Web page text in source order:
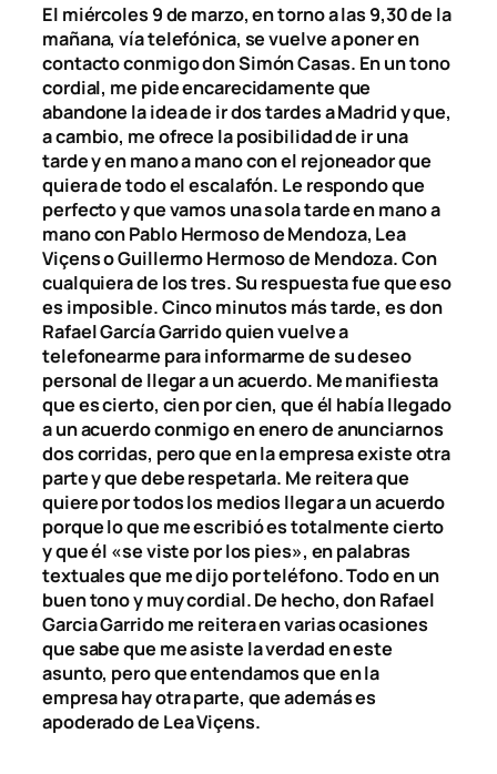
El miércoles 9 de marzo, en torno a las 9,30 de la
mañana, vía telefónica, se vuelve a poner en
contacto conmigo don Simón Casas. En un tono
cordial, me pide encarecidamente que
abandone la idea de ir dos tardes a Madrid y que,
a cambio, me ofrece la posibilidad de ir una
tarde y en mano a mano con el rejoneador que
quiera de todo el escalafón. Le respondo que
perfecto y que vamos una sola tarde en mano a
mano con Pablo Hermoso de Mendoza, Lea
Viçens o Guillermo Hermoso de Mendoza. Con
cualquiera de los tres. Su respuesta fue que eso
es imposible. Cinco minutos más tarde, es don
Rafael García Garrido quien vuelve a
telefonearme para informarme de su deseo
personal de llegar a un acuerdo. Me manifiesta
que es cierto, cien por cien, que él había llegado
a un acuerdo conmigo en enero de anunciarnos
dos corridas, pero que en la empresa existe otra
parte y que debe respetarla. Me reitera que
quiere por todos los medios llegar a un acuerdo
porque lo que me escribió es totalmente cierto
y que él «se viste por los pies», en palabras
textuales que me dijo por teléfono. Todo en un
buen tono y muy cordial. De hecho, don Rafael
Garcia Garrido me reitera en varias ocasiones
que sabe que me asiste la verdad en este
asunto, pero que entendamos que en la
empresa hay otra parte, que además es
apoderado de Lea Viçens.